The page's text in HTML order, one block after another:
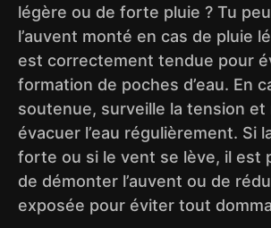
légère ou de forte pluie ? Tu
l’auvent monté en cas de pluie
est correctement tendue pour
formation de poches d’eau. En
soutenue, surveille la tension
évacuer l’eau régulièrement. Si
forte ou si le vent se lève, il est
de démonter l’auvent ou de
exposée pour éviter tout